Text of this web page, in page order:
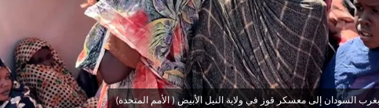
السودان إلى معسكر قوز في ولاية النيل الأبيض ( الأمم المتحدة)